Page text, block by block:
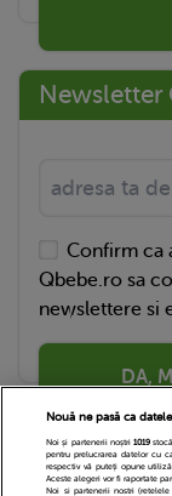
Newsletter
Confirm ca
Qbebe.ro sa
newslettere si
DA,
Nouă ne pasă ca
Noi și partenerii noștri 1019
pentru prelucrarea datelor cu
respectiv vă puteți opune
Aceste alegeri vor fi raportate
Noi si partenerii nostri